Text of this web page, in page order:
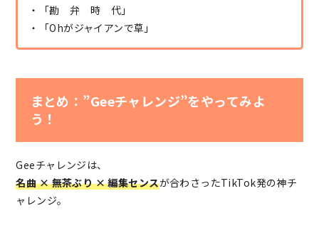
・「勘 弁 時 代」
・「Ohがジャイアンで草」
まとめ：”Geeチャレンジ”をやってみよ
う！
Geeチャレンジは、
名曲 × 無茶ぶり × 編集センスが合わさったTikTok発の神チ
ャレンジ。